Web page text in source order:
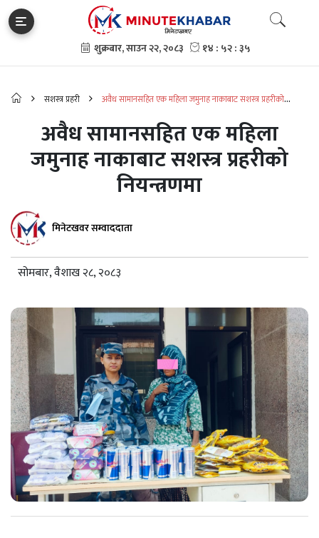
सशस्त्र प्रहरी
अवैध सामानसहित एक महिला जमुनाह नाकाबाट सशस्त्र प्रहरीको
अवैध सामानसहित एक महिला
जमुनाह नाकाबाट सशस्त्र प्रहरीको
नियन्त्रणमा
मिनेटखवर सम्वाददाता
सोमबार, वैशाख २८, २०८३